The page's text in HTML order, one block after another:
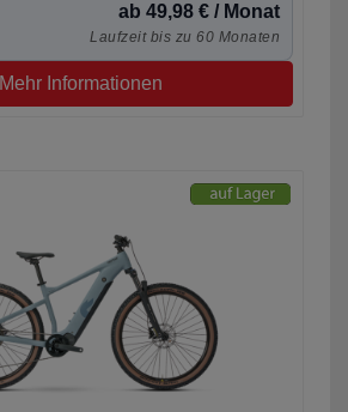
ab 49,98 € / Monat
Laufzeit bis zu 60 Monaten
Mehr Informationen